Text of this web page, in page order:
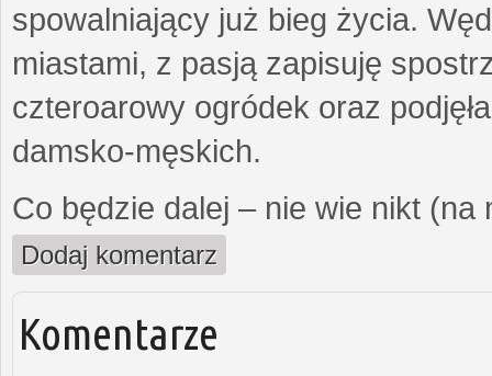
spowalniający już bieg życia.
miastami, z pasją zapisuję
czteroarowy ogródek oraz
damsko-męskich.
Co będzie dalej – nie wie nikt
Dodaj komentarz
Komentarze